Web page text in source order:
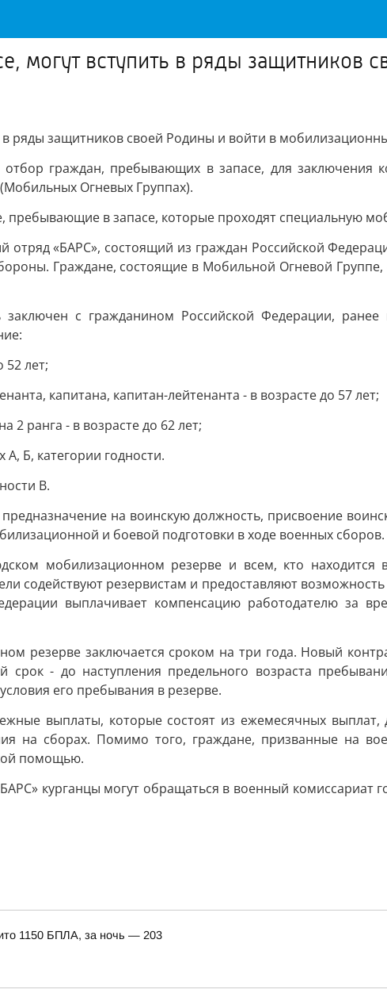
могут вступить в ряды защитников
ряды защитников своей Родины и войти в
граждан, пребывающих в запасе, для
Огневых Группах).
в запасе, которые проходят специальную
отряд «БАРС», состоящий из граждан Российской
Граждане, состоящие в Мобильной Огневой Группе,
с гражданином Российской Федерации,
52 лет;
капитана, капитан-лейтенанта - в возрасте до 57 лет;
2 ранга - в возрасте до 62 лет;
Б, категории годности.
В.
на воинскую должность, присвоение
и боевой подготовки в ходе военных сборов.
мобилизационном резерве и всем, кто находится
содействуют резервистам и предоставляют
выплачивает компенсацию работодателю за
резерве заключается сроком на три года. Новый
- до наступления предельного возраста
его пребывания в резерве.
выплаты, которые состоят из ежемесячных
на сборах. Помимо того, граждане, призванные на
помощью.
курганцы могут обращаться в военный комиссариат
1150 БПЛА, за ночь — 203